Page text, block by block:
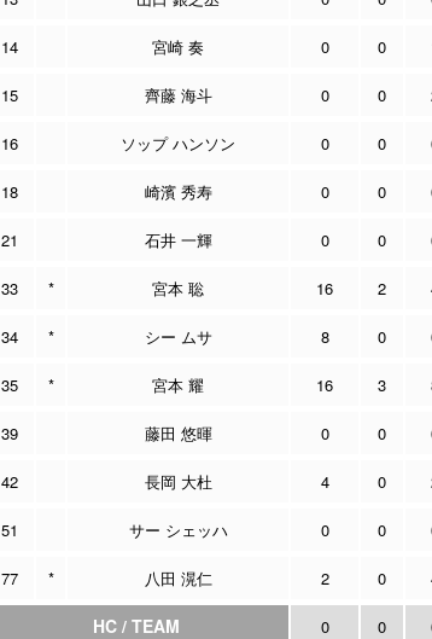
14 宮崎 奏 0 0
15 齊藤 海斗 0 0
16 ソップ ハンソン 0 0
18 崎濱 秀寿 0 0
21 石井 一輝 0 0
33 * 宮本 聡 16 2
34 * シー ムサ 8 0
35 * 宮本 耀 16 3
39 藤田 悠暉 0 0
42 長岡 大杜 4 0
51 サー シェッハ 0 0
77 * 八田 滉仁 2 0
HC / TEAM 0 0